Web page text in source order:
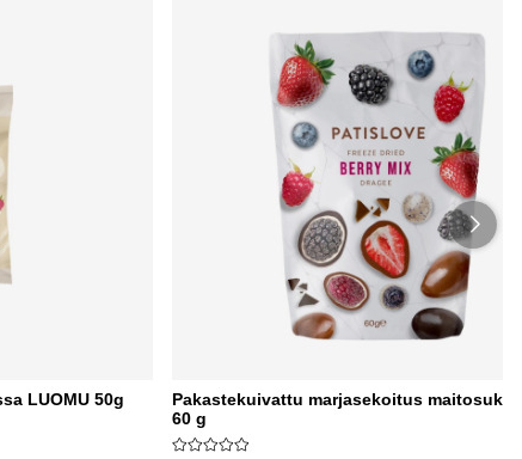
LUOMU 50g
Pakastekuivattu marjasekoitus
60 g